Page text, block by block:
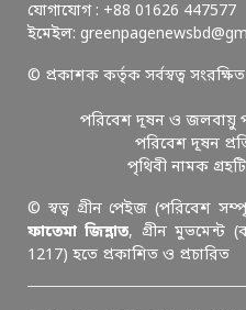
যোগাযোগ : +88 01626 447577
ইমেইল:
© প্রকাশক কর্তৃক সর্বস্বত্ব সংরক্ষিত
পরিবেশ দূষন ও জলবায়ু
পরিবেশ দূষন
পৃথিবী নামক
© স্বত্ব গ্রীন পেইজ (পরিবেশ
ফাতেমা জিন্নাত, গ্রীন মুভমেন্ট
1217) হতে প্রকাশিত ও প্রচারিত